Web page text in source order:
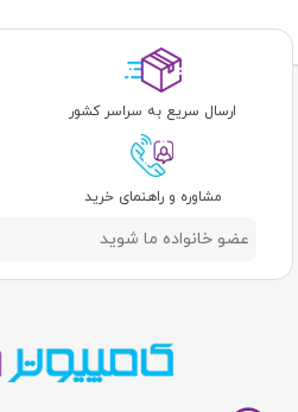
ارسال سریع به سراسر کشور
مشاوره و راهنمای خرید